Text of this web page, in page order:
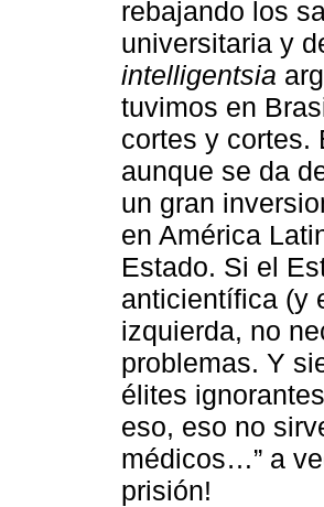
rebajando los
universitaria y
intelligentsia
tuvimos en
cortes y cortes.
aunque se da
un gran
en América
Estado. Si el
anticientífica (y
izquierda, no
problemas. Y
élites
eso, eso no
médicos…” a
prisión!